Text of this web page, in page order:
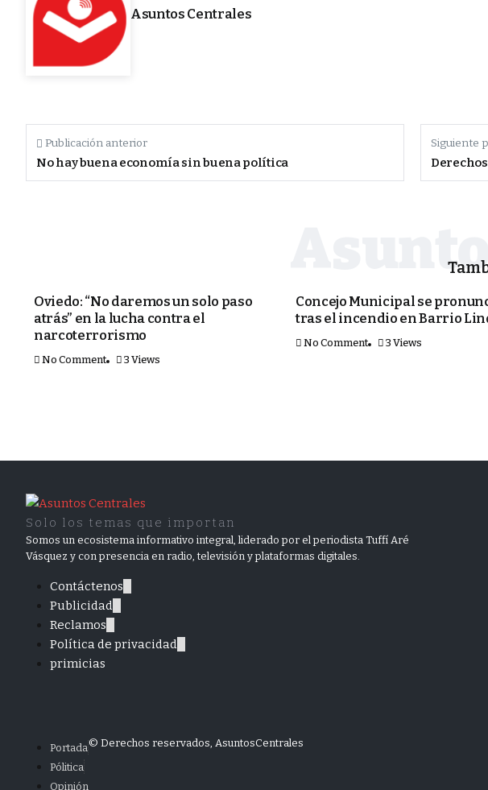
Asuntos Centrales
Publicación anterior
No hay buena economía sin buena política
Siguiente
Oviedo: “No daremos un solo paso
atrás” en la lucha contra el
narcoterrorismo
No Comment 3 Views
Concejo Municipal se
tras el incendio en Barrio
No Comment 3 Views
Solo los temas que importan
Somos un ecosistema informativo integral, liderado por el periodista Tuffí Aré
Vásquez y con presencia en radio, televisión y plataformas digitales.
Contáctenos
Publicidad
Reclamos
Política de privacidad
primicias
Portada
Pólitica
Opinión
© Derechos reservados, AsuntosCentrales